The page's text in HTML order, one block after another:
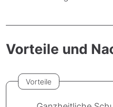
Vorteile und
Vorteile